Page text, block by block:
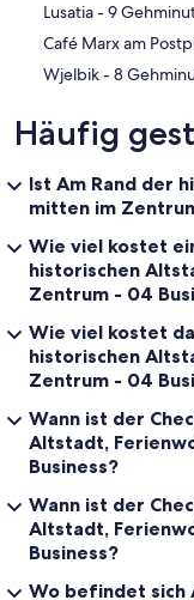
‪Lusatia - ‬9
‪Wjelbik - ‬8
Häufig
Ist Am Rand der
mitten im
Wie viel kostet
historischen
Zentrum - 04
Wie viel kostet
historischen
Zentrum - 04
Wann ist der
Altstadt,
Business?
Wann ist der
Altstadt,
Business?
Wo befindet sich